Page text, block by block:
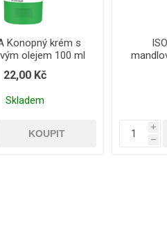
Konopný krém s
olejem 100 ml
22,00 Kč
Skladem
i
h